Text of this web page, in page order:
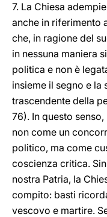
7. La Chiesa
anche in riferimento
che, in ragione del
in nessuna maniera
politica e non è
insieme il segno e
trascendente della
76). In questo
non come un
politico, ma come
coscienza critica.
nostra Patria, la
compito: basti
vescovo e martire.